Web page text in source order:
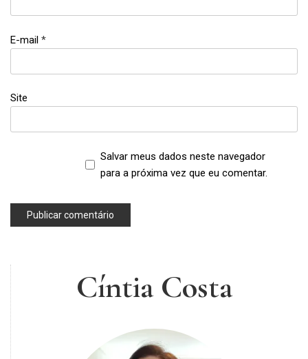
E-mail *
Site
Salvar meus dados neste navegador
para a próxima vez que eu comentar.
Cíntia Costa